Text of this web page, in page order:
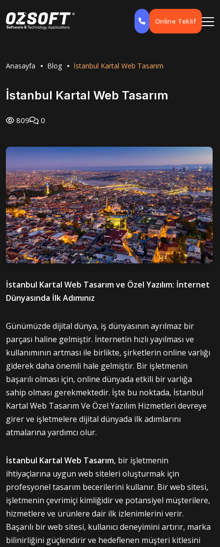
Online Teklif
Anasayfa Blog İstanbul Kartal Web Tasarım
İstanbul Kartal Web Tasarım
809 0
İstanbul Kartal Web Tasarım ve Özel Yazılım: İnternet
Dünyasında İlk Adımınız
Günümüzde dijital dünya, iş dünyasının ayrılmaz bir
parçası haline gelmiştir. İnternetin hızlı yayılması ve
kullanımının artması ile birlikte, şirketlerin online varlığı
giderek daha önemli hale gelmiştir. Bir işletmenin
başarılı olması için, online dünyada etkili bir varlığa
sahip olması gerekmektedir. İşte bu noktada, İstanbul
Kartal Web Tasarım Ve Özel Yazılım Hizmetleri devreye
girer ve işletmelere dijital dünyada ilk adımlarını
atmalarına yardımcı olur.
İstanbul Kartal Web Tasarım, bir işletmenin
ihtiyaçlarına uygun web siteleri oluşturmak için
profesyonel tasarım becerilerini kullanır. Bir web sitesi,
işletmenin çevrimiçi kimliğidir ve potansiyel müşterilere,
hizmetlere ve ürünlere dair ilk izlenimlerini verir.
Başarılı bir web sitesi, kullanıcı deneyimini artırır, marka
bilinirliğini güçlendirir ve hedeflenen müşteri kitlesini